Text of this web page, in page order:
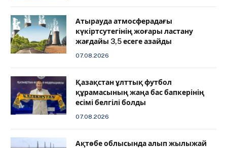
Атырауда атмосферадағы
күкіртсутегінің жоғары ластану
жағдайы 3,5 есеге азайды
07.08.2026
Қазақстан ұлттық футбол
құрамасының жаңа бас бапкерінің
есімі белгілі болды
07.08.2026
Ақтөбе облысында алып жылыжай